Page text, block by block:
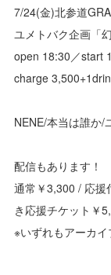
7/24(金)北参道
ユメトバク企画「
open 18:30／start
charge
NENE/本当は誰か/
配信もあります！
通常￥3,300 / 応援
き応援チケット￥
※いずれもアーカイ